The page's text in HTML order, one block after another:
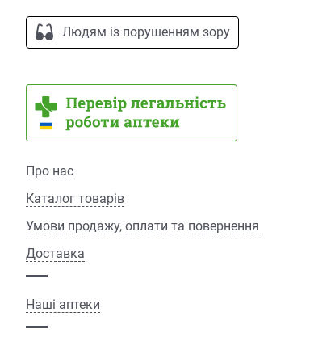
Людям із порушенням зору
Про нас
Каталог товарів
Умови продажу, оплати та повернення
Доставка
Наші аптеки